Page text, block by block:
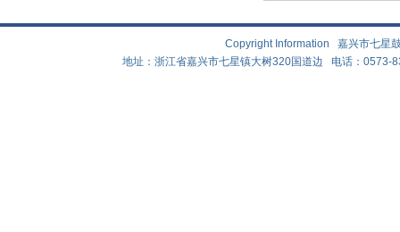
Copyright Information 嘉兴市七
地址：浙江省嘉兴市七星镇大树320国道边 电话：